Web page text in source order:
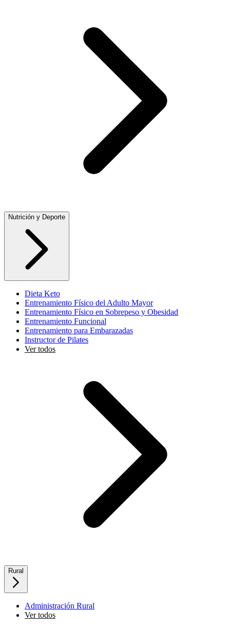
Nutrición y Deporte
Dieta Keto
Entrenamiento Físico del Adulto Mayor
Entrenamiento Físico en Sobrepeso y Obesidad
Entrenamiento Funcional
Entrenamiento para Embarazadas
Instructor de Pilates
Ver todos
Rural
Administración Rural
Ver todos